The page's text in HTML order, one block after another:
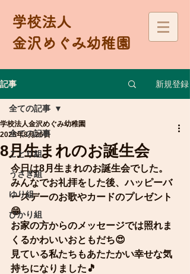
学校法人
金沢めぐみ幼稚園
記事 新規登録
全ての記事
ことり組
うさぎ組
ゆり組
ひかり組
全ての記事
8月生まれのお誕生会
学校法人金沢めぐみ幼稚園
2025年8月26日
今日は8月生まれのお誕生会でした。
みんなでお礼拝をした後、ハッピーバ
ースデーのお歌やカードのプレゼント
😁
お家の方からのメッセージでは照れま
くるかわいいおともだち😍
見ている私たちもあたたかい幸せな気
持ちになりました🎵